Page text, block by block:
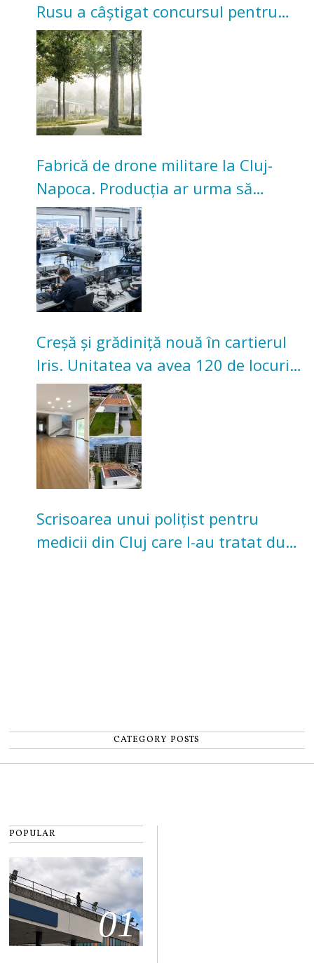
Rusu a câștigat concursul pentru
transformarea Grădinii Casei
Universitarilor
Fabrică de drone militare la Cluj-
Napoca. Producția ar urma să
înceapă în toamna acestui an
Creșă și grădiniță nouă în cartierul
Iris. Unitatea va avea 120 de locuri
pentru copii
Scrisoarea unui polițist pentru
medicii din Cluj care l-au tratat după
CATEGORY POSTS
POPULAR
01